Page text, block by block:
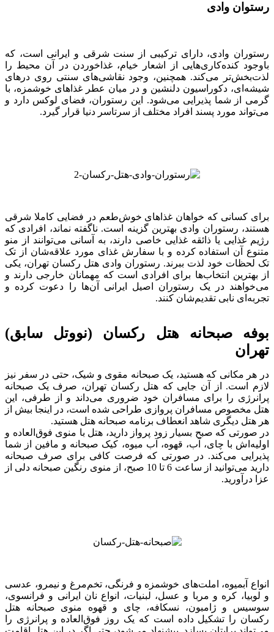
رستوان وادی
رستوران وادی، دارای ترکیبی از سنت شرقی و ایرانی است، که
باوجود کنده‌کاری‌هایی از اشعار خیام، غذاخوردن در آن محیط را
لذت‎‌بخش‌تر می‌کند. همچنین، وجود نقاشی‌های سنتی روی درهای
شیشه‌ای، دکوراسیون دلنشین و در میان عطر غذاهای خوشمزه، با
گرمی از شما پذیرایی می‌شود. این رستوران‌، فضای لوکس دارد و
می‌تواند مورد پسند افراد مختلف از سرتاسر دنیا قرار گیرد.
برای کسانی که خواهان غذاهای خوش‌طعم در فضایی کاملا شرقی
هستند، رستوران وادی بهترین گزینه است. ناگفته نماند، افرادی که
رژیم غذایی یا ذائقه غذایی خاصی دارند، به آسانی می‌توانند از منو
متنوع آن استفاده کرده و با سفارش غذای مورد علاقه‌شان از تک
تک لحظات خود لذت ببرند. رستوران وادی هتل رکسان تهران، یکی
از بهترین‌ انتخاب‌ها برای افرادی است که مهمانان خارجی‌ دارند و
می‌‎خواهند در یک رستوران اصیل ایرانی آن‎‌ها را دعوت کرده و
تجربه‌ای نابی تقدیم‌شان کنند.
بوفه صبحانه هتل رکسان (نووتل سابق)
تهران
در هر مکانی که هستید، یک صبحانه مقوی و شیک، حتی در سفر نیز
لازم است. از آن جایی که هتل رکسان تهران، صرف یک صبحانه
پرانرژی را برای مسافران خود ضروری می‌داند و از طرفی، این
هتل مخصوص مسافران پروازی طراحی شده است، در اینجا بیش از
هر هتل دیگری شاهد انعطاف برنامه صبحانه هتل هستید.
در صورتی که صبح بسیار زود پرواز دارید، هتل با منوی فوق‌العاده و
اولیه‌اش با چای، آب، قهوه، آب میوه، کیک صبحانه و مافین از شما
پذیرایی می‌کند. در صورتی که فرصت کافی برای صرف صبحانه
دارید می‌توانید از ساعت 6 تا 10 صبح، از منوی رنگین صبحانه دلی از
عزا درآورید.
انواع آبمیوه، املت‌های خوشمزه و فرنگی، تخم‌مرغ و نیمرو، عدسی
و لوبیا، کره و مربا و عسل، لبنیات، انواع نان ایرانی و فرانسوی،
سوسیس و ژامبون، نسکافه، چای و قهوه منوی صبحانه هتل
رکسان را تشکیل داده است که یک روز فوق‌العاده و پرانرژی را